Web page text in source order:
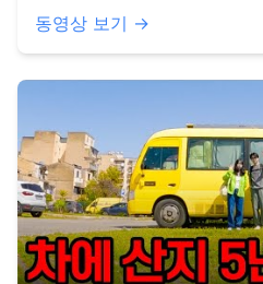
을 통해 여러분과 다시 만나는 것
점에 맞춰 격차를 좁혀가며 더 많
기대해주세요! 현재 저희는 한국에 돌아와 있습니다. 한국의
겨울은 또 다른 감정과 새로운 시
아요. 그동안의 여행과 일상이
많은 변화가 있었답니다. 이러한
분과 나누고 싶어, 다가오는 화요
을 진행할 예정입니다. 이번 라이
기와 함께, 그동안의 근황과 앞으
얘기할 계획이에요. 여러분과 함
랍니다! 추운 겨울, 잘 견디시고 따뜻한 연말 보내시길 바랍니
다. 화요일에 라이브에서 뵙겠습니다! 노란버스와 함께
동영상 보기 →